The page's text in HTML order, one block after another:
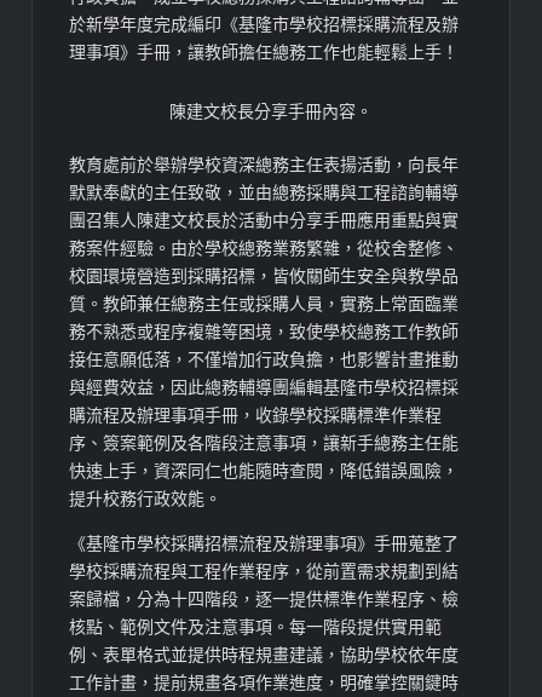
於新學年度完成編印《基隆市學校招標採購流程及辦
理事項》手冊，讓教師擔任總務工作也能輕鬆上手！
陳建文校長分享手冊內容。
教育處前於舉辦學校資深總務主任表揚活動，向長年
默默奉獻的主任致敬，並由總務採購與工程諮詢輔導
團召集人陳建文校長於活動中分享手冊應用重點與實
務案件經驗。由於學校總務業務繁雜，從校舍整修、
校園環境營造到採購招標，皆攸關師生安全與教學品
質。教師兼任總務主任或採購人員，實務上常面臨業
務不熟悉或程序複雜等困境，致使學校總務工作教師
接任意願低落，不僅增加行政負擔，也影響計畫推動
與經費效益，因此總務輔導團編輯基隆市學校招標採
購流程及辦理事項手冊，收錄學校採購標準作業程
序、簽案範例及各階段注意事項，讓新手總務主任能
快速上手，資深同仁也能隨時查閱，降低錯誤風險，
提升校務行政效能。
《基隆市學校採購招標流程及辦理事項》手冊蒐整了
學校採購流程與工程作業程序，從前置需求規劃到結
案歸檔，分為十四階段，逐一提供標準作業程序、檢
核點、範例文件及注意事項。每一階段提供實用範
例、表單格式並提供時程規畫建議，協助學校依年度
工作計畫，提前規畫各項作業進度，明確掌控關鍵時